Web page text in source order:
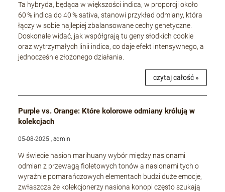
Ta hybryda, będąca w większości indica, w proporcji około
60 % indica do 40 % sativa, stanowi przykład odmiany, która
łączy w sobie najlepiej zbalansowane cechy genetyczne.
Doskonale widać, jak współgrają tu geny słodkich cookie
oraz wytrzymałych linii indica, co daje efekt intensywnego, a
jednocześnie złożonego działania.
czytaj całość »
Purple vs. Orange: Które kolorowe odmiany królują w
kolekcjach
05-08-2025 , admin
W świecie nasion marihuany wybór między nasionami
odmian z przewagą fioletowych tonów a nasionami tych o
wyraźnie pomarańczowych elementach budzi duże emocje,
zwłaszcza że kolekcjonerzy nasiona konopi często szukają